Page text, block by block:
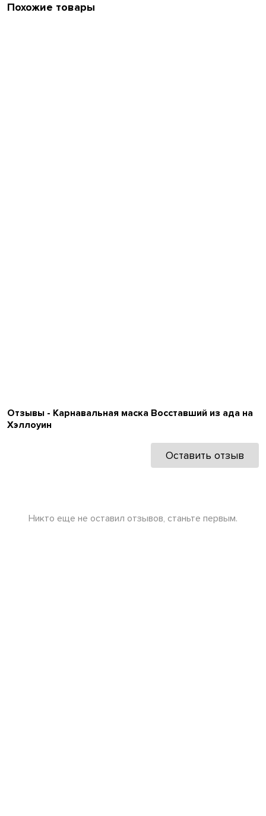
Похожие товары
Отзывы - Карнавальная маска Восставший из ада на
Хэллоуин
Оставить отзыв
Никто еще не оставил отзывов, станьте первым.